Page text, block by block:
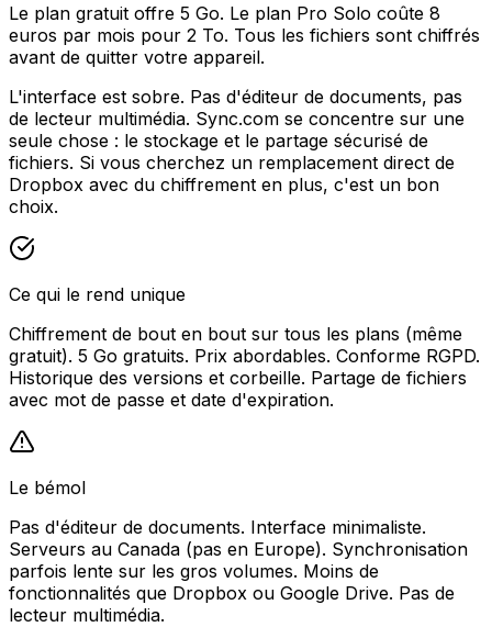
Le plan gratuit offre 5 Go. Le plan Pro Solo coûte 8
euros par mois pour 2 To. Tous les fichiers sont chiffrés
avant de quitter votre appareil.
L'interface est sobre. Pas d'éditeur de documents, pas
de lecteur multimédia. Sync.com se concentre sur une
seule chose : le stockage et le partage sécurisé de
fichiers. Si vous cherchez un remplacement direct de
Dropbox avec du chiffrement en plus, c'est un bon
choix.
Ce qui le rend unique
Chiffrement de bout en bout sur tous les plans (même
gratuit). 5 Go gratuits. Prix abordables. Conforme RGPD.
Historique des versions et corbeille. Partage de fichiers
avec mot de passe et date d'expiration.
Le bémol
Pas d'éditeur de documents. Interface minimaliste.
Serveurs au Canada (pas en Europe). Synchronisation
parfois lente sur les gros volumes. Moins de
fonctionnalités que Dropbox ou Google Drive. Pas de
lecteur multimédia.